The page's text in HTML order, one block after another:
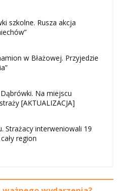
szkolne. Rusza akcja
w Błażowej. Przyjedzie
Na miejscu
[AKTUALIZACJA]
Strażacy interweniowali 19
region